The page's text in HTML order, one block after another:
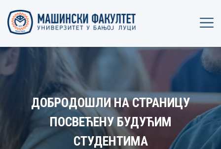
ДОБРОДОШЛИ НА СТРАНИЦУ
ПОСВЕЋЕНУ БУДУЋИМ
СТУДЕНТИМА